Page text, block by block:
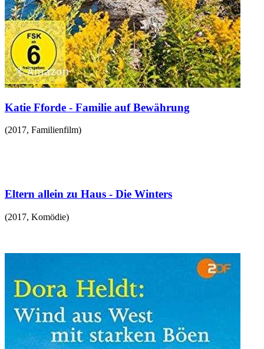
Katie Fforde - Familie auf Bewährung
(2017, Familienfilm)
Eltern allein zu Haus - Die Winters
(2017, Komödie)